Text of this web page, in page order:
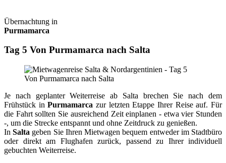
Übernachtung in
Purmamarca
Tag 5 Von Purmamarca nach Salta
Je nach geplanter Weiterreise ab Salta brechen Sie nach dem
Frühstück inPurmamarca zur letzten Etappe Ihrer Reise auf. Für
die Fahrt sollten Sie ausreichend Zeit einplanen - etwa vier Stunden
-, um die Strecke entspannt und ohne Zeitdruck zu genießen.
InSalta geben Sie Ihren Mietwagen bequem entweder im Stadtbüro
oder direkt am Flughafen zurück, passend zu Ihrer individuell
gebuchten Weiterreise.